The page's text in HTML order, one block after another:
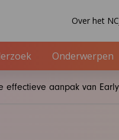
Over het
Onderwerpen
effectieve aanpak van